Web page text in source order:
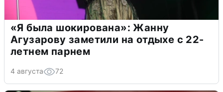
«Я была шокирована»: Жанну
Агузарову заметили на отдыхе с 22-
летнем парнем
4 августа 72